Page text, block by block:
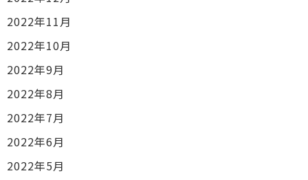
2022年11月
2022年10月
2022年9月
2022年8月
2022年7月
2022年6月
2022年5月